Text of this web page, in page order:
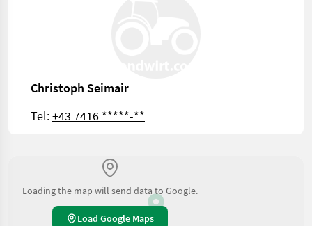
Christoph Seimair
Tel:+43 7416 *****-**
Loading the map will send data to Google.
Load Google Maps